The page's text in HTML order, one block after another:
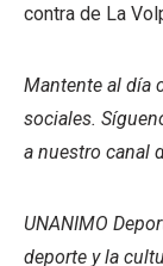
contra de La
Mantente al día
sociales.
a nuestro canal
UNANIMO
deporte y la